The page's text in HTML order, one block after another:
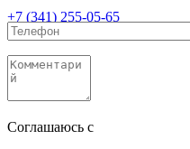
+7 (341) 255-05-65
Соглашаюсь с